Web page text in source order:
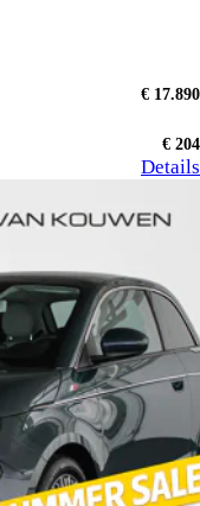
€ 17.890
€ 204
Details